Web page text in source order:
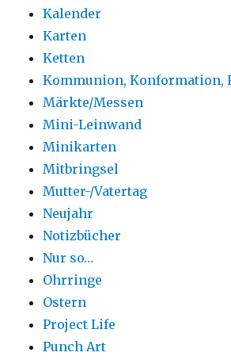
Kalender
Karten
Ketten
Kommunion, Konformation,
Märkte/Messen
Mini-Leinwand
Minikarten
Mitbringsel
Mutter-/Vatertag
Neujahr
Notizbücher
Nur so…
Ohrringe
Ostern
Project Life
Punch Art